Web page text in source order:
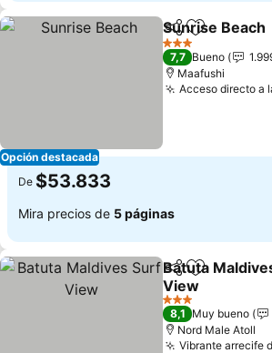
Opción destacada
CompartirAgregar a
Sunrise Beach
3 Estrellas
7,7 Bueno
Maafushi
Acceso directo a
De $53.833
Mira precios de 5 páginas
CompartirAgregar a
Batuta
View
3 Estrellas
8,1 Muy bueno
Nord Male Atoll
Vibrante arrecife